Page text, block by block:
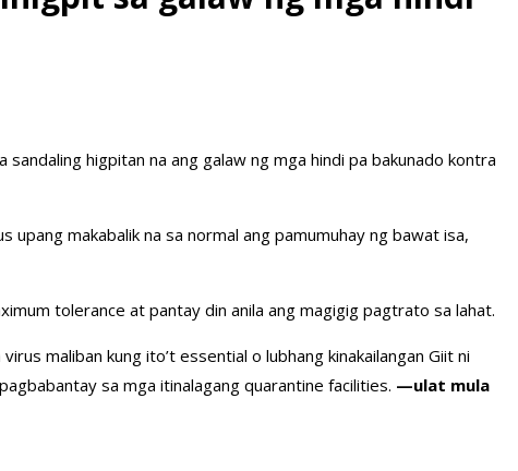
higpitan na ang galaw ng mga hindi pa bakunado kontra
upang makabalik na sa normal ang pamumuhay ng bawat isa,
tolerance at pantay din anila ang magigig pagtrato sa lahat.
maliban kung ito’t essential o lubhang kinakailangan Giit ni
sa mga itinalagang quarantine facilities. —ulat mula